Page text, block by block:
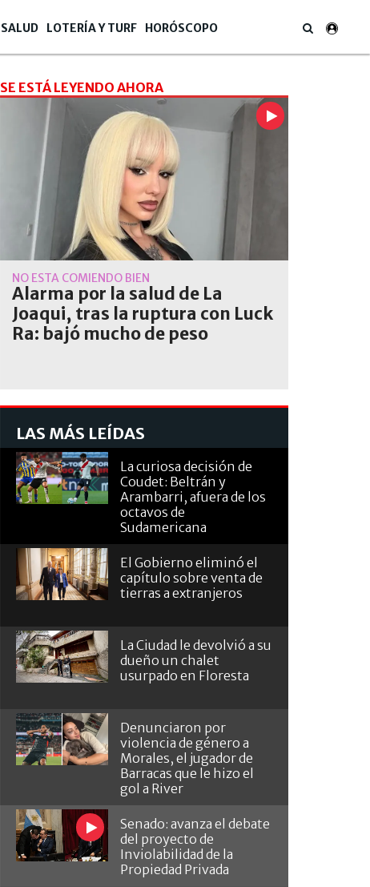
SALUD LOTERÍA Y TURF HORÓSCOPO
SE ESTÁ LEYENDO AHORA
NO ESTÁ COMIENDO BIEN
Alarma por la salud de La
Joaqui, tras la ruptura con Luck
Ra: bajó mucho de peso
LAS MÁS LEÍDAS
La curiosa decisión de
Coudet: Beltrán y
Arambarri, afuera de los
octavos de
Sudamericana
El Gobierno eliminó el
capítulo sobre venta de
tierras a extranjeros
La Ciudad le devolvió a su
dueño un chalet
usurpado en Floresta
Denunciaron por
violencia de género a
Morales, el jugador de
Barracas que le hizo el
gol a River
Senado: avanza el debate
del proyecto de
Inviolabilidad de la
Propiedad Privada